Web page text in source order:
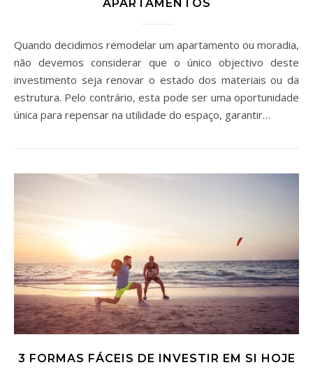
APARTAMENTOS
Quando decidimos remodelar um apartamento ou moradia,
não devemos considerar que o único objectivo deste
investimento seja renovar o estado dos materiais ou da
estrutura. Pelo contrário, esta pode ser uma oportunidade
única para repensar na utilidade do espaço, garantir…
3 FORMAS FÁCEIS DE INVESTIR EM SI HOJE